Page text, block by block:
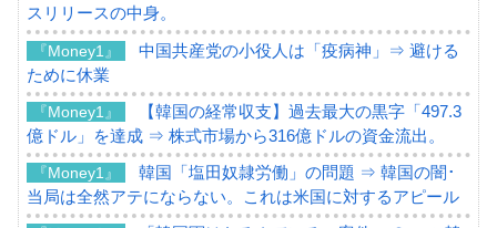
スリリースの中身。
『Money1』
中国共産党の小役人は「疫病神」⇒ 避ける
ために休業
『Money1』
【韓国の経常収支】過去最大の黒字「497.3
億ドル」を達成 ⇒ 株式市場から316億ドルの資金流出。
『Money1』
韓国「塩田奴隷労働」の問題 ⇒ 韓国の闇･
当局は全然アテにならない。これは米国に対するアピール